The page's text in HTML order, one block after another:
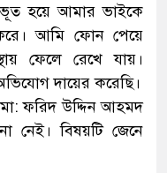
হয়ে আমার ভাইকে
করে। আমি ফোন পেয়ে
ফেলে রেখে যায়।
দায়ের করেছি।
ফরিদ উদ্দিন আহমদ
নেই। বিষয়টি জেনে